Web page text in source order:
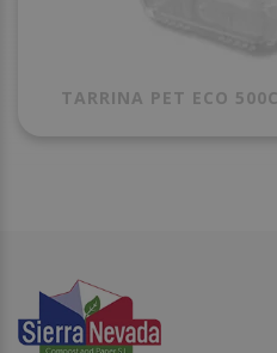
TARRINA PET ECO